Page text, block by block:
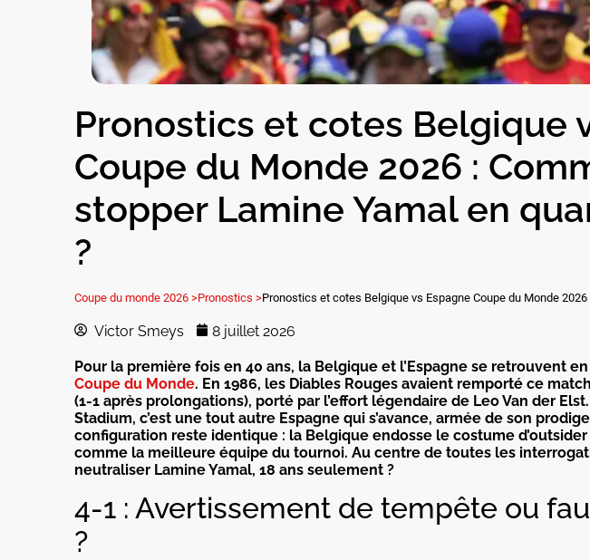
Pronostics et cotes Belgique
Coupe du Monde 2026 :
stopper Lamine Yamal en
?
Coupe du monde 2026 >Pronostics >Pronostics et cotes Belgique vs Espagne Coupe du Monde
Victor Smeys 8 juillet 2026
Pour la première fois en 40 ans, la Belgique et l’Espagne se retrouvent
Coupe du Monde. En 1986, les Diables Rouges avaient remporté ce
(1-1 après prolongations), porté par l’effort légendaire de Leo Van der
Stadium, c’est une tout autre Espagne qui s’avance, armée de son
configuration reste identique : la Belgique endosse le costume
comme la meilleure équipe du tournoi. Au centre de toutes les
neutraliser Lamine Yamal, 18 ans seulement ?
4-1 : Avertissement de tempête ou
?